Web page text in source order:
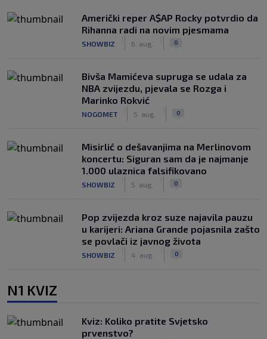
Američki reper A$AP Rocky potvrdio da
Rihanna radi na novim pjesmama
SHOWBIZ 6. aug. 0
Bivša Mamićeva supruga se udala za
NBA zvijezdu, pjevala se Rozga i
Marinko Rokvić
NOGOMET 5. aug. 0
Misirlić o dešavanjima na Merlinovom
koncertu: Siguran sam da je najmanje
1.000 ulaznica falsifikovano
SHOWBIZ 5. aug. 0
Pop zvijezda kroz suze najavila pauzu
u karijeri: Ariana Grande pojasnila zašto
se povlači iz javnog života
SHOWBIZ 4. aug. 0
N1 KVIZ
Kviz: Koliko pratite Svjetsko
prvenstvo?